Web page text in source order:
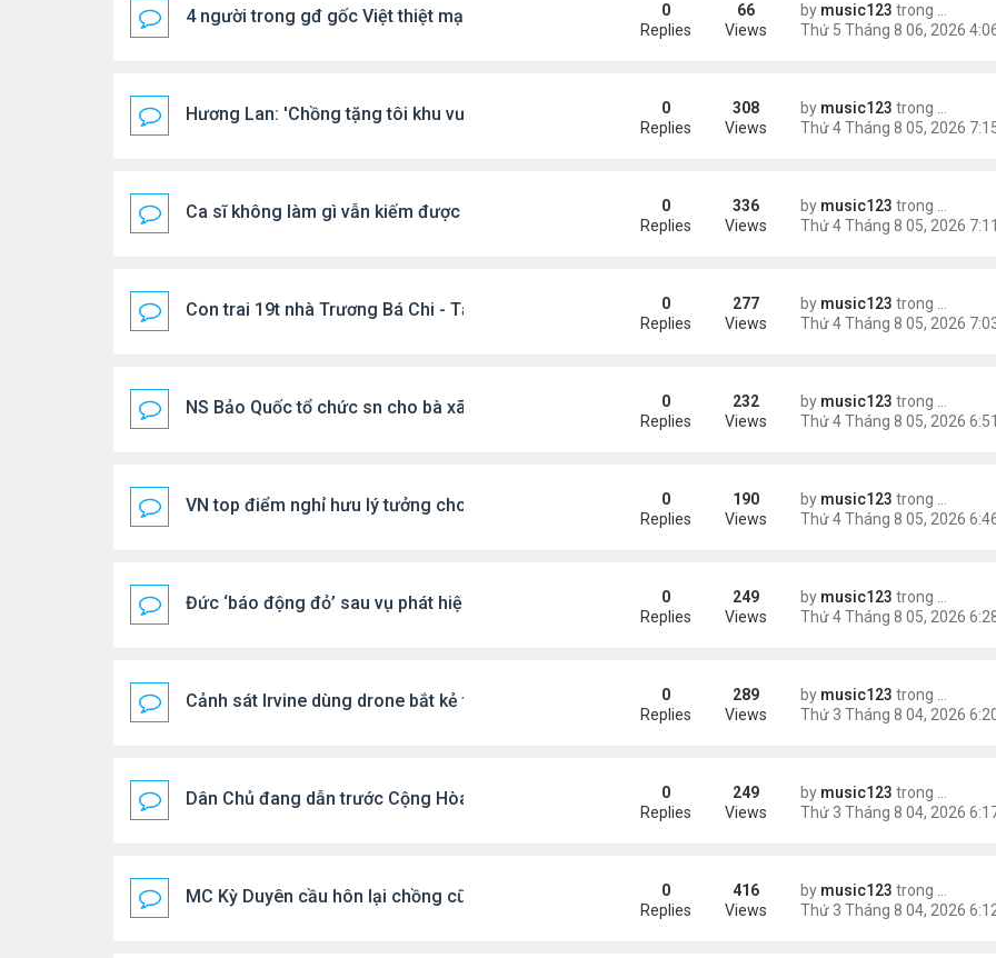
4 người trong gđ gốc Việt thiệt mạng vì tai nạn xe hơi by music123 trong
0
Replies
66
Views
Hương Lan: 'Chồng tặng tôi khu vườn tình yêu' by music123 trong
0
Replies
308
Views
Ca sĩ không làm gì vẫn kiếm được 400 triệu đồng/tháng by music123 trong
0
Replies
336
Views
Con trai 19t nhà Trương Bá Chi - Tạ Đình Phong by music123 trong
0
Replies
277
Views
NS Bảo Quốc tổ chức sn cho bà xã by music123 trong
0
Replies
232
Views
VN top điểm nghỉ hưu lý tưởng cho người Mỹ by music123 trong
0
Replies
190
Views
Đức ‘báo động đỏ’ sau vụ phát hiện UAV mang chất nổ ở sân bay by music123 trong
0
Replies
249
Views
Cảnh sát Irvine dùng drone bắt kẻ trộm trong Walmart by music123 trong
0
Replies
289
Views
Dân Chủ đang dẫn trước Cộng Hòa trong các cuộc thăm dò dư luận by music123 trong
0
Replies
249
Views
MC Kỳ Duyên cầu hôn lại chồng cũ by music123 trong
0
Replies
416
Views